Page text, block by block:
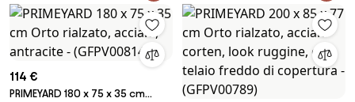
114 €
PRIMEYARD 180 x 75 x 35 cm